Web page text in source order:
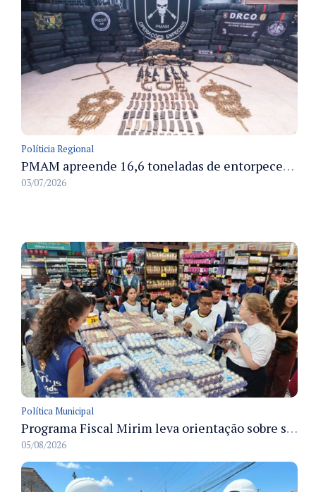
Políticia Regional
PMAM apreende 16,6 toneladas de entorpecentes e registra aumento nas prisões em flagrante e nas capturas de foragidos no primeiro semestre de 2026
03/07/2026
Política Municipal
Programa Fiscal Mirim leva orientação sobre segurança alimentar a alunos da rede municipal de Manaus
05/08/2026